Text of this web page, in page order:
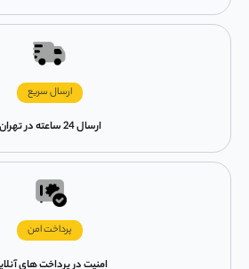
ارسال سریع
ارسال 24 ساعته در تهران
پرداخت امن
امنیت در پرداخت های